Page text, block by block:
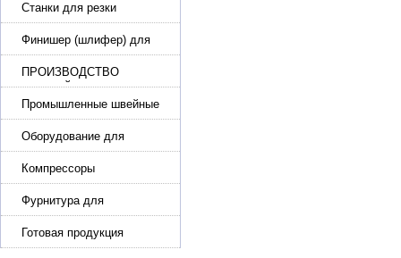
кошельков, сумок
Станки для резки
кожи.Станки для резки
стропы
Финишер (шлифер) для
обуви
ПРОИЗВОДСТВО
РЕМНЕЙ, СУМОК,
КОЖГАЛАНТЕРЕИ
Промышленные швейные
машины для кожи, обуви
Оборудование для
производства и резки
эластичной ленты и стропы
Компрессоры
Фурнитура для
производства ремней
Готовая продукция